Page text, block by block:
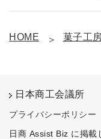
HOME 菓子工
日本商工会議所
プライバシーポリシー
日商 Assist Biz に掲載